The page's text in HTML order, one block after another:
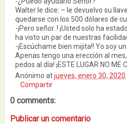
Walter le dice: – le devuelvo su
quedarse con los 500 dólares de
-¡Pero señor..! ¡Usted solo ha
ha visto un par de nuestras
-¡Escúchame bien mijita!! Yo soy
Apenas tengo una erección al
pedos al día! ¡ESTE LUGAR NO ME
Anónimo atjueves, enero 30, 2020
Compartir
0 comments:
Publicar un comentario